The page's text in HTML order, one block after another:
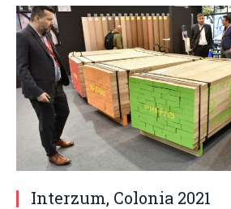
Interzum, Colonia 2021